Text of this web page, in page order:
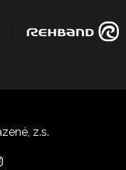
z.s.